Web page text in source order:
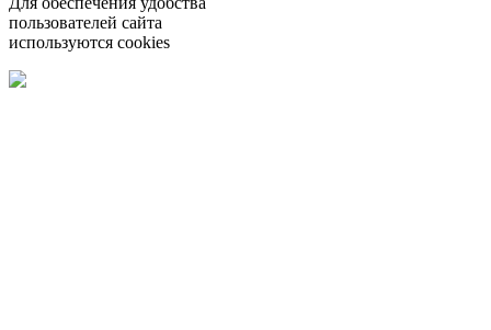
пользователей сайта
используются cookies